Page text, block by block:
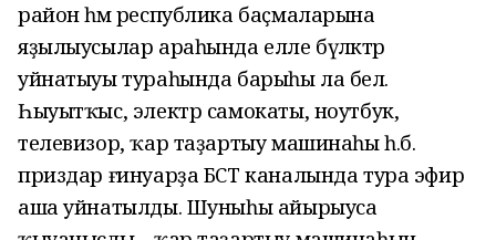
район һәм республика баҫмаларына
яҙылыусылар араһында елле бүләктәр
уйнатыуы тураһында барыһы ла белә.
Һыуытҡыс, электр самокаты, ноутбук,
телевизор, ҡар таҙартыу машинаһы һ.б.
приздар ғинуарҙа БСТ каналында тура эфир
аша уйнатылды. Шуныһы айырыуса